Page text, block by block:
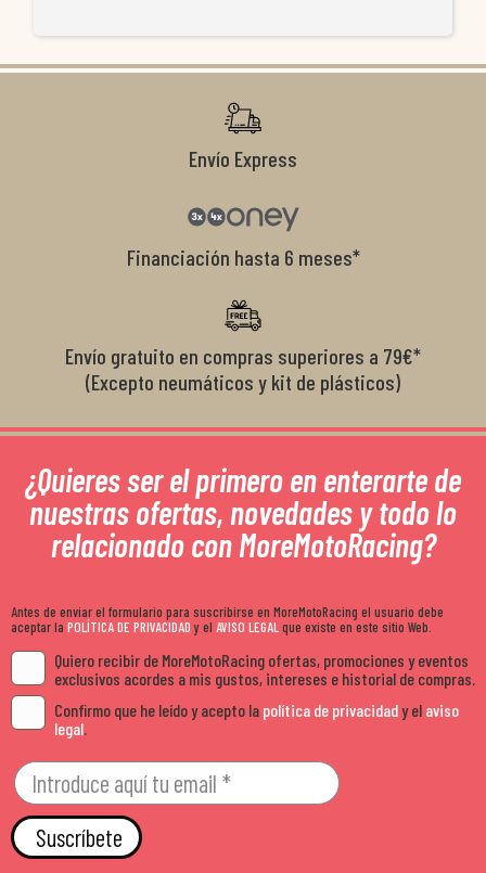
Envío Express
Financiación hasta 6 meses*
Envío gratuito en compras superiores a 79€*
(Excepto neumáticos y kit de plásticos)
¿Quieres ser el primero en enterarte de
nuestras ofertas, novedades y todo lo
relacionado con MoreMotoRacing?
Antes de enviar el formulario para suscribirse en MoreMotoRacing el usuario debe
aceptar la POLÍTICA DE PRIVACIDADy el AVISO LEGALque existe en este sitio Web.
Quiero recibir de MoreMotoRacing ofertas, promociones y eventos
exclusivos acordes a mis gustos, intereses e historial de compras.
Confirmo que he leído y acepto la política de privacidady el aviso
legal
Suscríbete